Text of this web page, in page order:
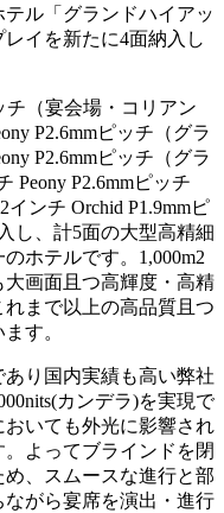
ル「グランドハイアッ
イを新たに4面納入し
チ（宴会場・コリアン
P2.6mmピッチ（グラ
P2.6mmピッチ（グラ
Peony P2.6mmピッチ
インチ Orchid P1.9mmピ
し、計5面の大型高精細
ホテルです。1,000m2
画面且つ高輝度・高精
まで以上の高品質且つ
す。
り国内実績も高い弊社
カンデラ)を実現で
いても外光に影響され
よってブラインドを閉
、スムースな進行と部
がら宴席を演出・進行